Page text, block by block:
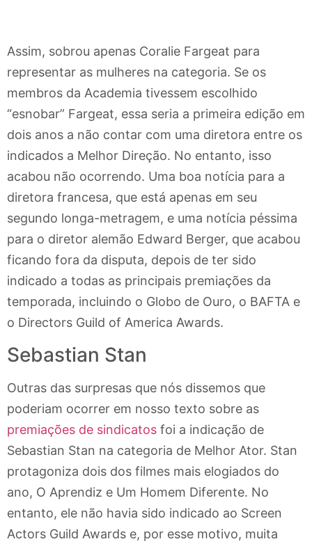
Assim, sobrou apenas Coralie Fargeat para
representar as mulheres na categoria. Se os
membros da Academia tivessem escolhido
“esnobar” Fargeat, essa seria a primeira edição em
dois anos a não contar com uma diretora entre os
indicados a Melhor Direção. No entanto, isso
acabou não ocorrendo. Uma boa notícia para a
diretora francesa, que está apenas em seu
segundo longa-metragem, e uma notícia péssima
para o diretor alemão Edward Berger, que acabou
ficando fora da disputa, depois de ter sido
indicado a todas as principais premiações da
temporada, incluindo o Globo de Ouro, o BAFTA e
o Directors Guild of America Awards.
Sebastian Stan
Outras das surpresas que nós dissemos que
poderiam ocorrer em nosso texto sobre as
premiações de sindicatos foi a indicação de
Sebastian Stan na categoria de Melhor Ator. Stan
protagoniza dois dos filmes mais elogiados do
ano, O Aprendiz e Um Homem Diferente. No
entanto, ele não havia sido indicado ao Screen
Actors Guild Awards e, por esse motivo, muita